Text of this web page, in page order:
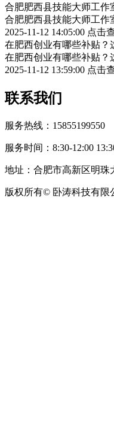
合肥肥西县技能大师工作
合肥肥西县技能大师工作
2025-11-12 14:05:00 点击
在肥西创业有哪些补贴？
在肥西创业有哪些补贴？
2025-11-12 13:59:00 点击
联系我们
服务热线：15855199550
服务时间：8:30-12:00
地址：合肥市高新区明珠
版权所有© 卧涛科技有限